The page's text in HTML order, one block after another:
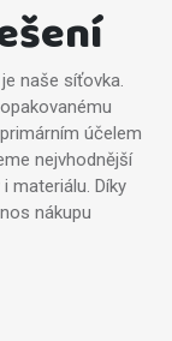
naše síťovka.
účelem
nejvhodnější
materiálu. Díky
nákupu